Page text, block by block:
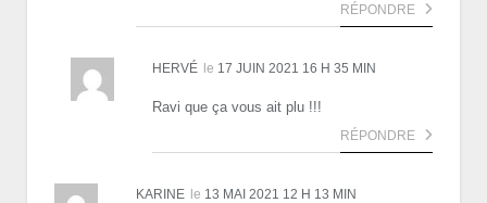
RÉPONDRE
HERVÉ le 17 JUIN 2021 16 H 35 MIN
Ravi que ça vous ait plu !!!
RÉPONDRE
KARINE le 13 MAI 2021 12 H 13 MIN